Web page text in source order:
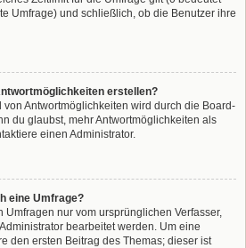
Umfrage) und schließlich, ob die Benutzer ihre
erstellen?
von Antwortmöglichkeiten wird durch die Board-
du glaubst, mehr Antwortmöglichkeiten als
einen Administrator.
eine Umfrage?
nur vom ursprünglichen Verfasser,
bearbeitet werden. Um eine
den ersten Beitrag des Themas; dieser ist